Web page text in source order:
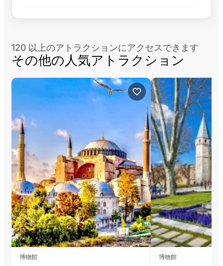
120 以上のアトラクションにアクセスできます
その他の人気アトラクション
博物館 博物館